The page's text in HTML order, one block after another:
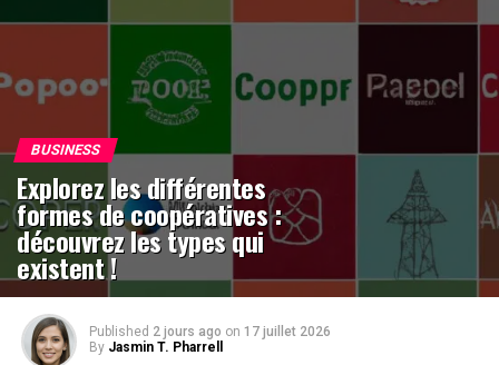
BUSINESS
Explorez les différentes
formes de coopératives :
découvrez les types qui
existent !
Published 2 jours ago on 17 juillet 2026
By Jasmin T. Pharrell